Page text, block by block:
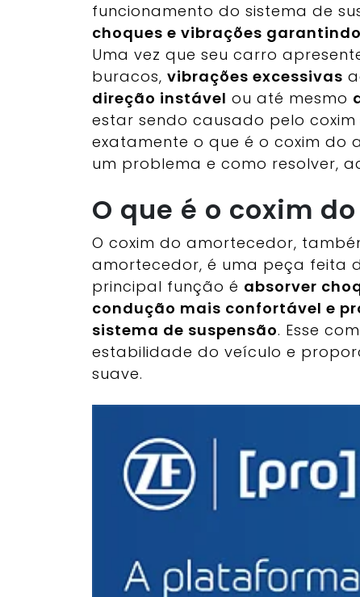
funcionamento do sistema de
choques e vibrações
Uma vez que seu carro
buracos, vibrações excessivas
direção instável ou até mesmo
estar sendo causado pelo
exatamente o que é o coxim do
um problema e como resolver,
O que é o coxim
O coxim do amortecedor,
amortecedor, é uma peça feita
principal função é absorver
condução mais confortável e
sistema de suspensão. Esse
estabilidade do veículo e
suave.